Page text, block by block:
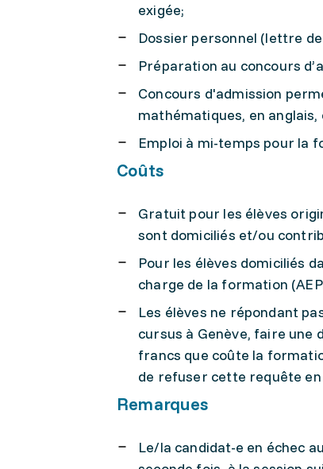
exigée;
Dossier personnel (lettre
Préparation au concours
Concours d'admission
mathématiques, en
Emploi à mi-temps pour la
Coûts
Gratuit pour les élèves
sont domiciliés et/ou
Pour les élèves domiciliés
charge de la formation
Les élèves ne répondant
cursus à Genève, faire une
francs que coûte la
de refuser cette requête
Remarques
Le/la candidat-e en échec